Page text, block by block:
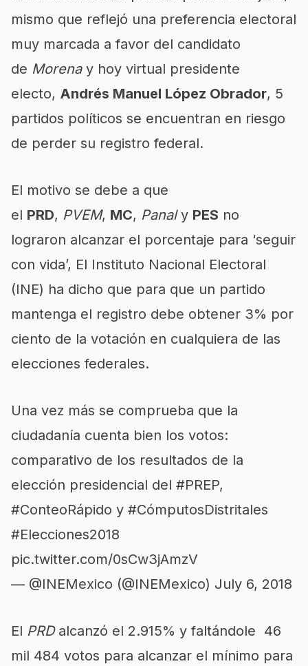
mismo que reflejó una preferencia electoral
muy marcada a favor del candidato
de Morenay hoy virtual presidente
electo, Andrés Manuel López Obrador, 5
partidos políticos se encuentran en riesgo
de perder su registro federal.
El motivo se debe a que
el PRD, PVEM, MC, Panaly PES no
lograron alcanzar el porcentaje para ‘seguir
con vida’, El Instituto Nacional Electoral
(INE) ha dicho que para que un partido
mantenga el registro debe obtener 3% por
ciento de la votación en cualquiera de las
elecciones federales.
Una vez más se comprueba que la
ciudadanía cuenta bien los votos:
comparativo de los resultados de la
elección presidencial del #PREP,
#ConteoRápido y #CómputosDistritales
#Elecciones2018
pic.twitter.com/0sCw3jAmzV
— @INEMexico (@INEMexico) July 6, 2018
El PRDalcanzó el 2.915% y faltándole 46
mil 484 votos para alcanzar el mínimo para